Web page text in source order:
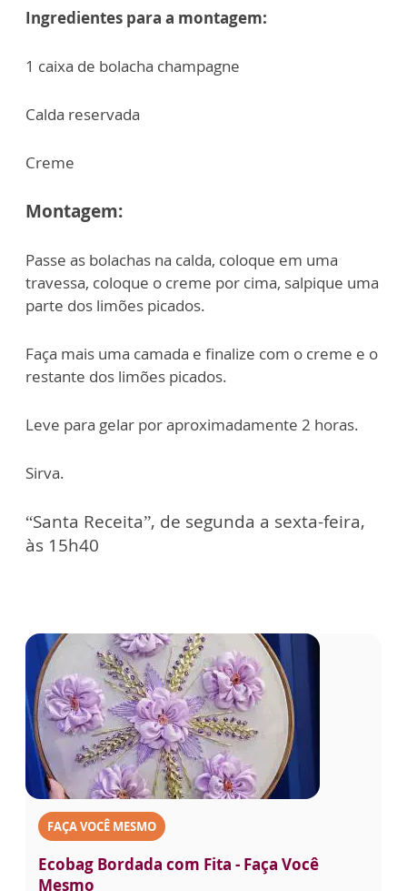
Ingredientes para a montagem:
1 caixa de bolacha champagne
Calda reservada
Creme
Montagem:
Passe as bolachas na calda, coloque em uma
travessa, coloque o creme por cima, salpique uma
parte dos limões picados.
Faça mais uma camada e finalize com o creme e o
restante dos limões picados.
Leve para gelar por aproximadamente 2 horas.
Sirva.
“Santa Receita”, de segunda a sexta-feira,
às 15h40
FAÇA VOCÊ MESMO
Ecobag Bordada com Fita - Faça Você
Mesmo